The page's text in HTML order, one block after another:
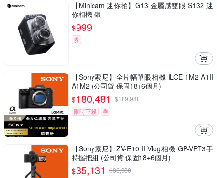
【Minicam 迷你拍】G13 金屬感雙眼 S132 迷
你相機-銀
$999
券
【Sony索尼】全片幅單眼相機 ILCE-1M2 A1II
A1M2 (公司貨 保固18+6個月)
$180,481 $189,980
限時下殺
券
【Sony索尼】ZV-E10 II Vlog相機 GP-VPT3手
持握把組 (公司貨 保固18+6個月)
$35,131 $36,980